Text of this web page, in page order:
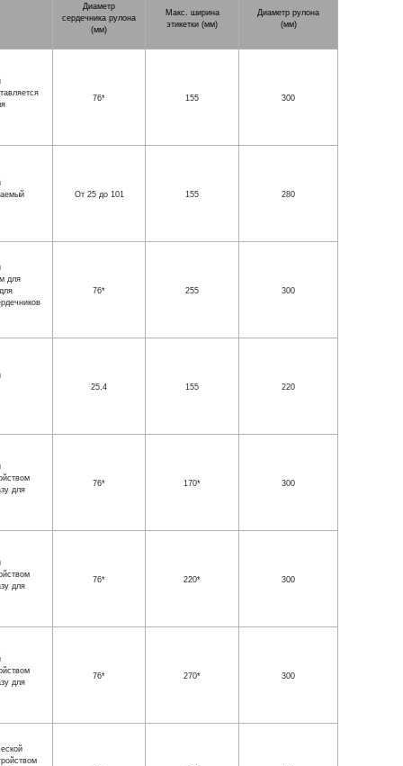
Диаметр
сердечника рулона
(мм)
Макс. ширина
этикетки (мм)
Диаметр рулона
(мм)
76* 155 300
От 25 до 101 155 280
для
76* 255 300
25,4
155 220
для
76* 170* 300
для
76* 220* 300
для
76* 270* 300